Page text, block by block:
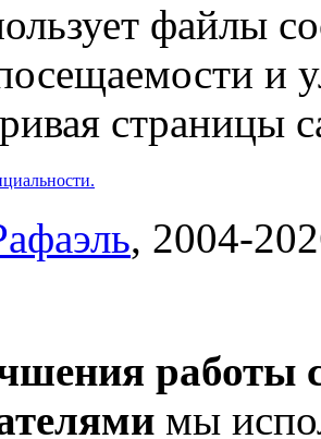
файлы
и
страницы
, 2004-
работы
мы